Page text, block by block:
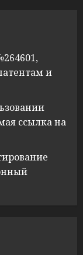
и
ссылка на